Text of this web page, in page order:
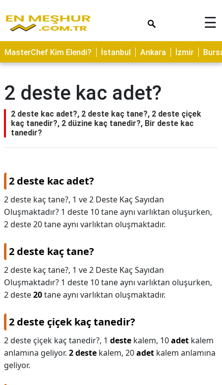
ASTROLOJİ
SAĞLIK
TARİFLERİ
GEZİLECEK
YERLER
ALANLARI
HAMİLELİK
☰
MasterChef Kim Elendi? İstanbul Ankara İzmir
2 deste kac adet?
2 deste kac adet?, 2 deste kaç tane?, 2 deste çiçek
kaç tanedir?, 2 düzine kaç tanedir?, Bir deste kac
tanedir?
2 deste kac adet?
2 deste kaç tane?, 1 ve 2 Deste Kaç Sayıdan
Oluşmaktadır? 1 deste 10 tane aynı varlıktan oluşurken,
2 deste 20 tane aynı varlıktan oluşmaktadır.
2 deste kaç tane?
2 deste kaç tane?, 1 ve 2 Deste Kaç Sayıdan
Oluşmaktadır? 1 deste 10 tane aynı varlıktan oluşurken,
2 deste20tane aynı varlıktan oluşmaktadır.
2 deste çiçek kaç tanedir?
2 deste çiçek kaç tanedir?, 1 deste kalem, 10adet kalem
anlamına geliyor. 2 deste kalem, 20adet kalem anlamına
geliyor.